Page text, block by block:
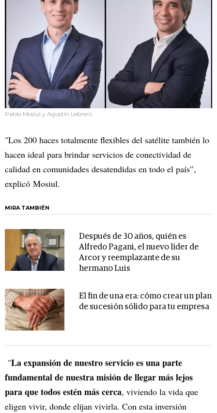
Pablo Mosiul y Agustín Lebrero.
"Los 200 haces totalmente flexibles del satélite también lo
hacen ideal para brindar servicios de conectividad de
calidad en comunidades desatendidas en todo el país”,
explicó Mosiul.
MIRA TAMBIÉN
Después de 30 años, quién es
Alfredo Pagani, el nuevo líder de
Arcor y reemplazante de su
hermano Luis
El fin de una era: cómo crear un plan
de sucesión sólido para tu empresa
"La expansión de nuestro servicio es una parte
fundamental de nuestra misión de llegar más lejos
para que todos estén más cerca, viviendo la vida que
eligen vivir, donde elijan vivirla. Con esta inversión